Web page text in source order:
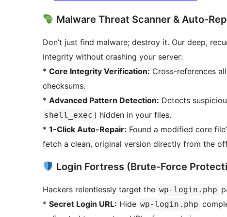
Malware Threat Scanner & Auto-
Don’t just find malware; destroy it. Our deep,
integrity without crashing your server:
* Core Integrity Verification: Cross-references
checksums.
* Advanced Pattern Detection: Detects
shell_exec ) hidden in your files.
* 1-Click Auto-Repair: Found a modified core
fetch a clean, original version directly from the
Login Fortress (Brute-Force
Hackers relentlessly target the wp-login.php
* Secret Login URL: Hide wp-login.php